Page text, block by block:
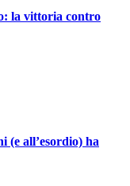
la vittoria contro
(e all’esordio) ha